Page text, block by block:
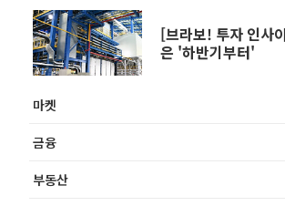
[브라보! 투자 인사
은 '하반기부터'
마켓
금융
부동산